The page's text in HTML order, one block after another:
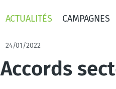
ACTUALITÉS CAMPAGNES
24/01/2022
Accords